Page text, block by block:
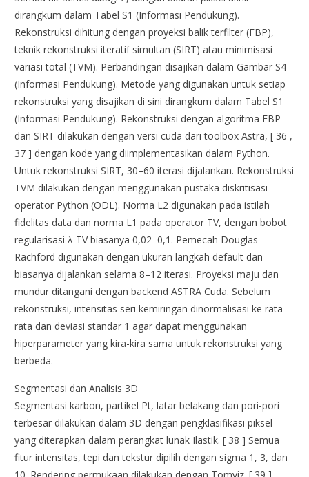
dirangkum dalam Tabel S1 (Informasi Pendukung).
Rekonstruksi dihitung dengan proyeksi balik terfilter (FBP),
teknik rekonstruksi iteratif simultan (SIRT) atau minimisasi
variasi total (TVM). Perbandingan disajikan dalam Gambar S4
(Informasi Pendukung). Metode yang digunakan untuk setiap
rekonstruksi yang disajikan di sini dirangkum dalam Tabel S1
(Informasi Pendukung). Rekonstruksi dengan algoritma FBP
dan SIRT dilakukan dengan versi cuda dari toolbox Astra, [ 36 ,
37 ] dengan kode yang diimplementasikan dalam Python.
Untuk rekonstruksi SIRT, 30–60 iterasi dijalankan. Rekonstruksi
TVM dilakukan dengan menggunakan pustaka diskritisasi
operator Python (ODL). Norma L2 digunakan pada istilah
fidelitas data dan norma L1 pada operator TV, dengan bobot
regularisasi λ TV biasanya 0,02–0,1. Pemecah Douglas-
Rachford digunakan dengan ukuran langkah default dan
biasanya dijalankan selama 8–12 iterasi. Proyeksi maju dan
mundur ditangani dengan backend ASTRA Cuda. Sebelum
rekonstruksi, intensitas seri kemiringan dinormalisasi ke rata-
rata dan deviasi standar 1 agar dapat menggunakan
hiperparameter yang kira-kira sama untuk rekonstruksi yang
berbeda.
Segmentasi dan Analisis 3D
Segmentasi karbon, partikel Pt, latar belakang dan pori-pori
terbesar dilakukan dalam 3D dengan pengklasifikasi piksel
yang diterapkan dalam perangkat lunak Ilastik. [ 38 ] Semua
fitur intensitas, tepi dan tekstur dipilih dengan sigma 1, 3, dan
10. Rendering permukaan dilakukan dengan Tomviz. [ 39 ]